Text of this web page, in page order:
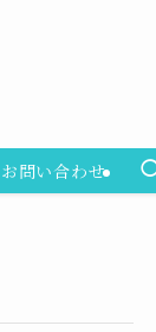
お問い合わせ